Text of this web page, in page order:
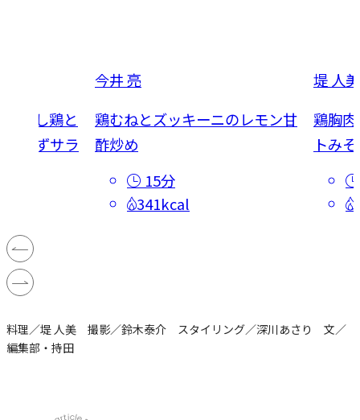
蒸し鶏と
おかずサラ
今井 亮
鶏むねとズッキーニのレモン甘
酢炒め
15分
341kcal
堤 人美
鶏胸
トみ
料理／堤 人美 撮影／鈴木泰介 スタイリング／深川あさり 文／
編集部・持田